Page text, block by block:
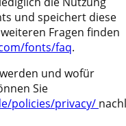
und speichert diese
Fragen finden
fonts/faq.
und wofür
Sie
policies/privacy/